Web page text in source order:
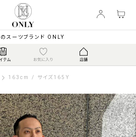
スーツブランド ONLY
163cm / サイズ165Y